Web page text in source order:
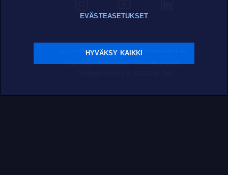
Sopimusehdot Tietosuoja Evästeasetukset
Sääntelyviranomaiset Saavutettavuus
EVÄSTEASETUKSET
HYVÄKSY KAIKKI